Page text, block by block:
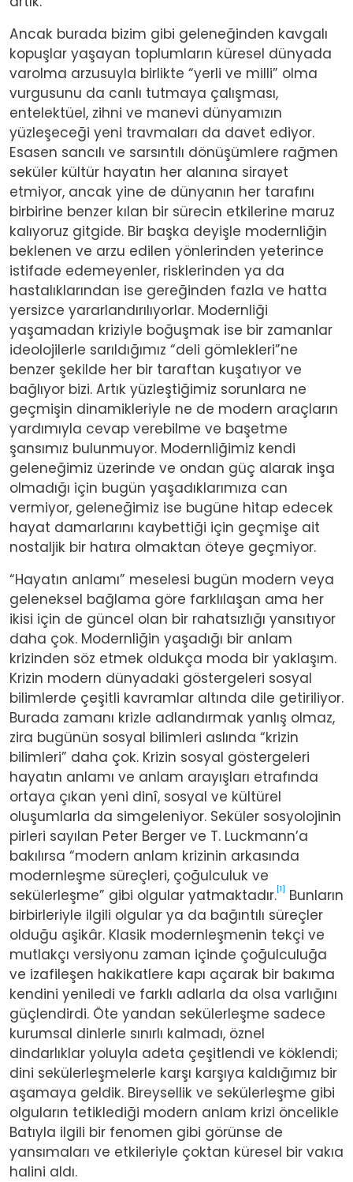
Ancak burada bizim gibi geleneğinden kavgalı
kopuşlar yaşayan toplumların küresel dünyada
varolma arzusuyla birlikte “yerli ve milli” olma
vurgusunu da canlı tutmaya çalışması,
entelektüel, zihni ve manevi dünyamızın
yüzleşeceği yeni travmaları da davet ediyor.
Esasen sancılı ve sarsıntılı dönüşümlere rağmen
seküler kültür hayatın her alanına sirayet
etmiyor, ancak yine de dünyanın her tarafını
birbirine benzer kılan bir sürecin etkilerine maruz
kalıyoruz gitgide. Bir başka deyişle modernliğin
beklenen ve arzu edilen yönlerinden yeterince
istifade edemeyenler, risklerinden ya da
hastalıklarından ise gereğinden fazla ve hatta
yersizce yararlandırılıyorlar. Modernliği
yaşamadan kriziyle boğuşmak ise bir zamanlar
ideolojilerle sarıldığımız “deli gömlekleri”ne
benzer şekilde her bir taraftan kuşatıyor ve
bağlıyor bizi. Artık yüzleştiğimiz sorunlara ne
geçmişin dinamikleriyle ne de modern araçların
yardımıyla cevap verebilme ve başetme
şansımız bulunmuyor. Modernliğimiz kendi
geleneğimiz üzerinde ve ondan güç alarak inşa
olmadığı için bugün yaşadıklarımıza can
vermiyor, geleneğimiz ise bugüne hitap edecek
hayat damarlarını kaybettiği için geçmişe ait
nostaljik bir hatıra olmaktan öteye geçmiyor.
“Hayatın anlamı” meselesi bugün modern veya
geleneksel bağlama göre farklılaşan ama her
ikisi için de güncel olan bir rahatsızlığı yansıtıyor
daha çok. Modernliğin yaşadığı bir anlam
krizinden söz etmek oldukça moda bir yaklaşım.
Krizin modern dünyadaki göstergeleri sosyal
bilimlerde çeşitli kavramlar altında dile getiriliyor.
Burada zamanı krizle adlandırmak yanlış olmaz,
zira bugünün sosyal bilimleri aslında “krizin
bilimleri” daha çok. Krizin sosyal göstergeleri
hayatın anlamı ve anlam arayışları etrafında
ortaya çıkan yeni dinî, sosyal ve kültürel
oluşumlarla da simgeleniyor. Seküler sosyolojinin
pirleri sayılan Peter Berger ve T. Luckmann’a
bakılırsa “modern anlam krizinin arkasında
modernleşme süreçleri, çoğulculuk ve
sekülerleşme” gibi olgular yatmaktadır.[1] Bunların
birbirleriyle ilgili olgular ya da bağıntılı süreçler
olduğu aşikâr. Klasik modernleşmenin tekçi ve
mutlakçı versiyonu zaman içinde çoğulculuğa
ve izafileşen hakikatlere kapı açarak bir bakıma
kendini yeniledi ve farklı adlarla da olsa varlığını
güçlendirdi. Öte yandan sekülerleşme sadece
kurumsal dinlerle sınırlı kalmadı, öznel
dindarlıklar yoluyla adeta çeşitlendi ve köklendi;
dini sekülerleşmelerle karşı karşıya kaldığımız bir
aşamaya geldik. Bireysellik ve sekülerleşme gibi
olguların tetiklediği modern anlam krizi öncelikle
Batıyla ilgili bir fenomen gibi görünse de
yansımaları ve etkileriyle çoktan küresel bir vakıa
halini aldı.